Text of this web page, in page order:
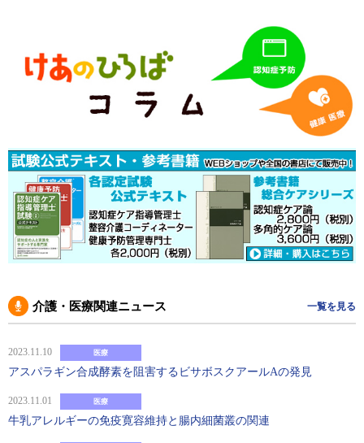
介護・医療関連ニュース 一覧を見る
2023.11.10 医療
アスパラギン合成酵素を阻害するビサボスクアールAの発見
2023.11.01 医療
牛乳アレルギーの免疫寛容維持と腸内細菌叢の関連